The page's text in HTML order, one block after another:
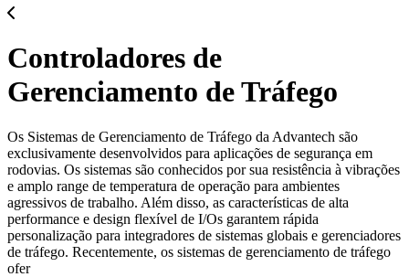
Controladores de
Gerenciamento de Tráfego
Os Sistemas de Gerenciamento de Tráfego da Advantech são
exclusivamente desenvolvidos para aplicações de segurança em
rodovias. Os sistemas são conhecidos por sua resistência à vibrações
e amplo range de temperatura de operação para ambientes
agressivos de trabalho. Além disso, as características de alta
performance e design flexível de I/Os garantem rápida
personalização para integradores de sistemas globais e gerenciadores
de tráfego. Recentemente, os sistemas de gerenciamento de tráfego
ofer